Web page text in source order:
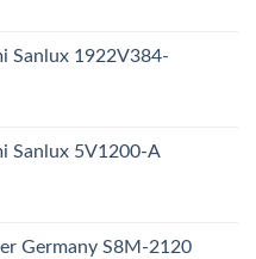
Sanlux 1922V384-
Sanlux 5V1200-A
Germany S8M-2120